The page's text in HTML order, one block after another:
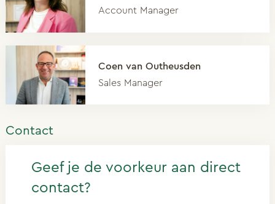
Account Manager
Coen van Outheusden
Sales Manager
Contact
Geef je de voorkeur aan direct
contact?